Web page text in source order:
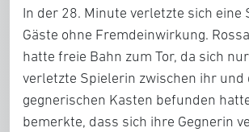
In der 28. Minute verletzte sich eine
Gäste ohne Fremdeinwirkung.
hatte freie Bahn zum Tor, da sich
verletzte Spielerin zwischen ihr und
gegnerischen Kasten befunden
bemerkte, dass sich ihre Gegnerin